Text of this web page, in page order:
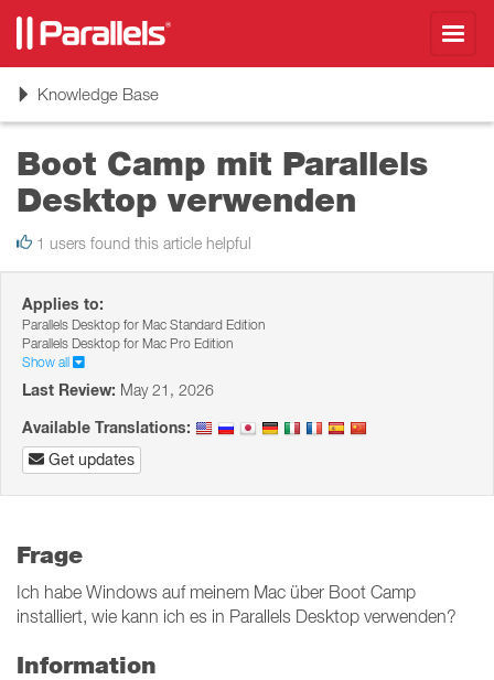
ToggleKnowledge Base
Boot Camp mit Parallels
Desktop verwenden
1 users found this article helpful
Applies to:
Parallels Desktop for Mac Standard Edition
Parallels Desktop for Mac Pro Edition
Show all
Last Review: May 21, 2026
Available Translations:
Get updates
Frage
Ich habe Windows auf meinem Mac über Boot Camp
installiert, wie kann ich es in Parallels Desktop verwenden?
Information